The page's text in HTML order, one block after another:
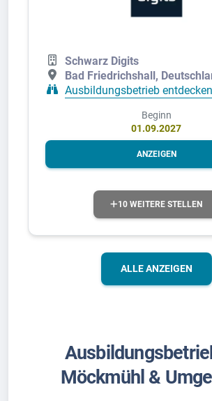
Schwarz Digits
Bad Friedrichshall,
Ausbildungsbetrieb entdecken
Beginn
01.09.2027
ANZEIGEN
10 WEITERE STELLEN
ALLE ANZEIGEN
Möckmühl &